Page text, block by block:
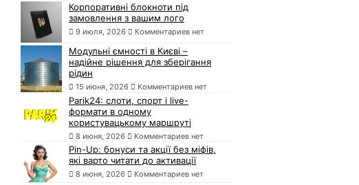
Корпоративні блокноти під
замовлення з вашим лого
9 июля, 2026 Комментариев нет
Модульні ємності в Києві –
надійне рішення для зберігання
рідин
15 июня, 2026 Комментариев нет
Parik24: слоти, спорт і live-
формати в одному
користувацькому маршруті
8 июня, 2026 Комментариев нет
Pin-Up: бонуси та акції без міфів,
які варто читати до активації
8 июня, 2026 Комментариев нет